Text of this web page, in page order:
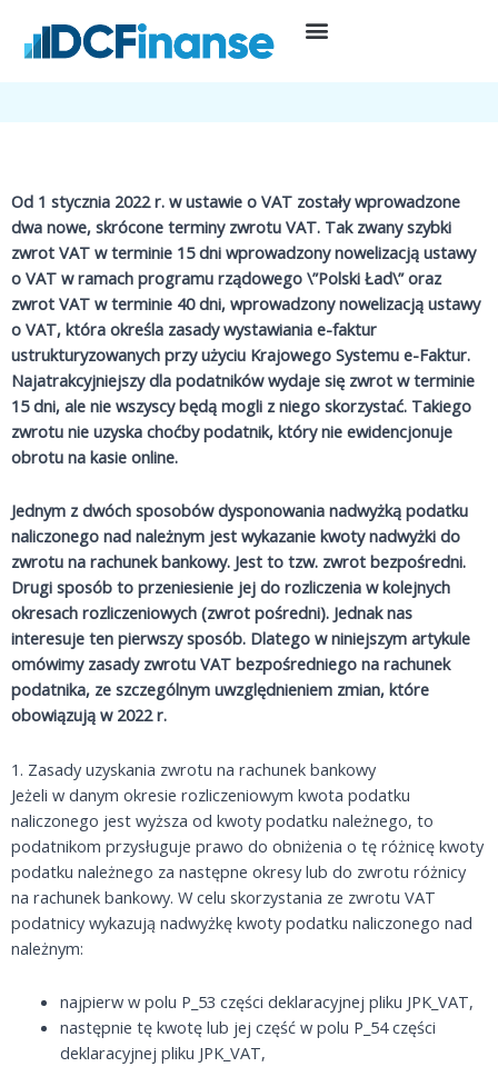
treści
26 kwietnia, 2022Podatki,Prowadzenie działalności
Zasady zwrotów VAT w roku 2022
Od 1 stycznia 2022 r. w ustawie o VAT zostały wprowadzone
dwa nowe, skrócone terminy zwrotu VAT. Tak zwany szybki
zwrot VAT w terminie 15 dni wprowadzony nowelizacją ustawy
o VAT w ramach programu rządowego \”Polski Ład\” oraz
zwrot VAT w terminie 40 dni, wprowadzony nowelizacją ustawy
o VAT, która określa zasady wystawiania e-faktur
ustrukturyzowanych przy użyciu Krajowego Systemu e-Faktur.
Najatrakcyjniejszy dla podatników wydaje się zwrot w terminie
15 dni, ale nie wszyscy będą mogli z niego skorzystać. Takiego
zwrotu nie uzyska choćby podatnik, który nie ewidencjonuje
obrotu na kasie online.
Jednym z dwóch sposobów dysponowania nadwyżką podatku
naliczonego nad należnym jest wykazanie kwoty nadwyżki do
zwrotu na rachunek bankowy. Jest to tzw. zwrot bezpośredni.
Drugi sposób to przeniesienie jej do rozliczenia w kolejnych
okresach rozliczeniowych (zwrot pośredni). Jednak nas
interesuje ten pierwszy sposób. Dlatego w niniejszym artykule
omówimy zasady zwrotu VAT bezpośredniego na rachunek
podatnika, ze szczególnym uwzględnieniem zmian, które
obowiązują w 2022 r.
1. Zasady uzyskania zwrotu na rachunek bankowy
Jeżeli w danym okresie rozliczeniowym kwota podatku
naliczonego jest wyższa od kwoty podatku należnego, to
podatnikom przysługuje prawo do obniżenia o tę różnicę kwoty
podatku należnego za następne okresy lub do zwrotu różnicy
na rachunek bankowy. W celu skorzystania ze zwrotu VAT
podatnicy wykazują nadwyżkę kwoty podatku naliczonego nad
należnym:
najpierw w polu P_53 części deklaracyjnej pliku JPK_VAT,
następnie tę kwotę lub jej część w polu P_54 części
deklaracyjnej pliku JPK_VAT,